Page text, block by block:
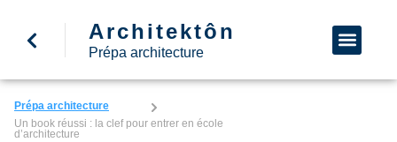
Architektôn
Prépa architecture
Prépa architecture
Un book réussi : la clef pour entrer en école
d’architecture